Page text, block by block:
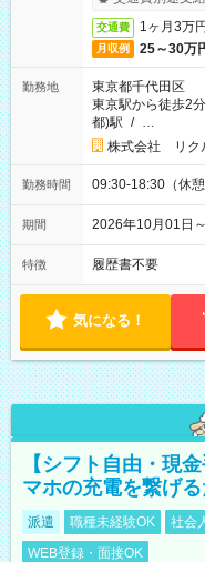
交通費 1ヶ月3万
月収例 25～30万
勤務地
東京都千代田区
東京駅から徒歩2分
都)駅 / …
株式会社 リク
勤務時間 09:30-18:30（休
期間 2026年10月01日
特徴 履歴書不要
気になる！
【シフト自由・現
マホの充電を繋げる
派遣 職種未経験OK 社会
WEB登録・面接OK